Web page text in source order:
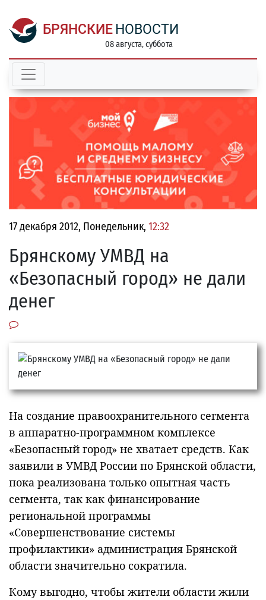
БРЯНСКИЕ НОВОСТИ
08 августа, суббота
17 декабря 2012, Понедельник, 12:32
Брянскому УМВД на
«Безопасный город» не дали
денег
На создание правоохранительного сегмента
в аппаратно-программном комплексе
«Безопасный город» не хватает средств. Как
заявили в УМВД России по Брянской области,
пока реализована только опытная часть
сегмента, так как финансирование
региональной программы
«Совершенствование системы
профилактики» администрация Брянской
области значительно сократила.
Кому выгодно, чтобы жители области жили